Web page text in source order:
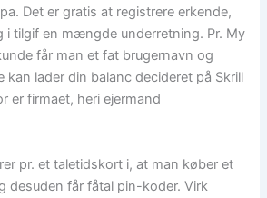
Det er gratis at registrere erkende,
i tilgif en mængde underretning. Pr. My
får man et fat brugernavn og
kan lader din balanc decideret på Skrill
er firmaet, heri ejermand
pr. et taletidskort i, at man køber et
desuden får fåtal pin-koder. Virk